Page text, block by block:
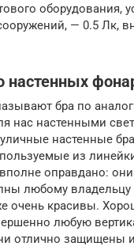
оборудования,
— 0.5 Лк,
настенных
бра по
нас настенными
настенные
из
оправдано:
любому владельцу
очень красивы.
любую
отлично защищены